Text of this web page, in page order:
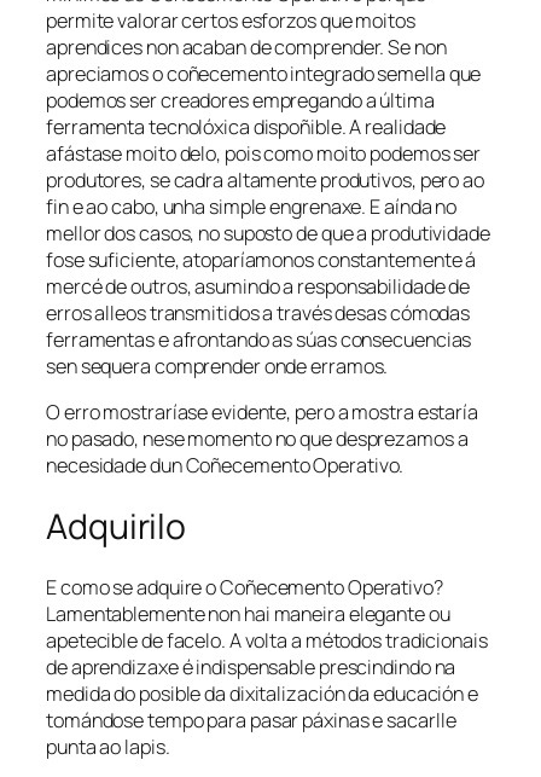
permite valorar certos esforzos que moitos
aprendices non acaban de comprender. Se non
apreciamos o coñecemento integrado semella que
podemos ser creadores empregando a última
ferramenta tecnolóxica dispoñible. A realidade
afástase moito delo, pois como moito podemos ser
produtores, se cadra altamente produtivos, pero ao
fin e ao cabo, unha simple engrenaxe. E aínda no
mellor dos casos, no suposto de que a produtividade
fose suficiente, atoparíamonos constantemente á
mercé de outros, asumindo a responsabilidade de
erros alleos transmitidos a través desas cómodas
ferramentas e afrontando as súas consecuencias
sen sequera comprender onde erramos.
O erro mostraríase evidente, pero a mostra estaría
no pasado, nese momento no que desprezamos a
necesidade dunCoñecemento Operativo.
Adquirilo
E como se adquire oCoñecemento Operativo?
Lamentablemente non hai maneira elegante ou
apetecible de facelo. A volta a métodos tradicionais
de aprendizaxe é indispensable prescindindo na
medida do posible da dixitalización da educación e
tomándose tempo para pasar páxinas e sacarlle
punta ao lapis.